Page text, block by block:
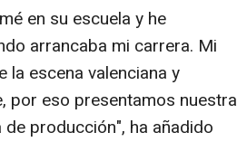
en su escuela y he
arrancaba mi carrera. Mi
escena valenciana y
por eso presentamos nuestra
producción", ha añadido